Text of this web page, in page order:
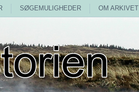
SØGEMULIGHEDER OM ARKIVET